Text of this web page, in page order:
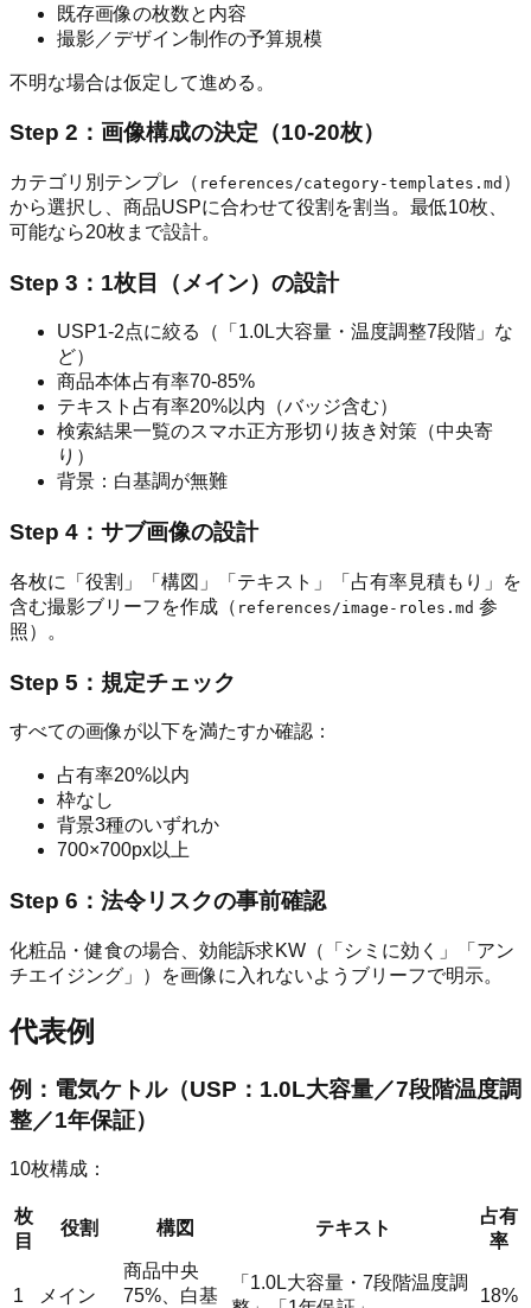
既存画像の枚数と内容
撮影／デザイン制作の予算規模
不明な場合は仮定して進める。
Step 2：画像構成の決定（10-20枚）
カテゴリ別テンプレ（ references/category-templates.md ）
から選択し、商品USPに合わせて役割を割当。最低10枚、
可能なら20枚まで設計。
Step 3：1枚目（メイン）の設計
USP1-2点に絞る（「1.0L大容量・温度調整7段階」な
ど）
商品本体占有率70-85%
テキスト占有率20%以内（バッジ含む）
検索結果一覧のスマホ正方形切り抜き対策（中央寄
り）
背景：白基調が無難
Step 4：サブ画像の設計
各枚に「役割」「構図」「テキスト」「占有率見積もり」を
含む撮影ブリーフを作成（ references/image-roles.md 参
照）。
Step 5：規定チェック
すべての画像が以下を満たすか確認：
占有率20%以内
枠なし
背景3種のいずれか
700×700px以上
Step 6：法令リスクの事前確認
化粧品・健食の場合、効能訴求KW（「シミに効く」「アン
チエイジング」）を画像に入れないようブリーフで明示。
代表例
例：電気ケトル（USP：1.0L大容量／7段階温度調
整／1年保証）
10枚構成：
枚
目
役割 構図 テキスト
占有
率
1 メイン
商品中央
75%、白基
「1.0L大容量・7段階温度調
18%